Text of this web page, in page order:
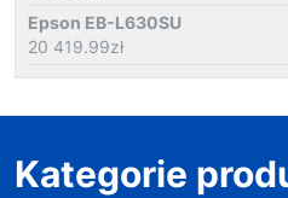
Epson EB-L630SU
20 419.99zł
Kategorie